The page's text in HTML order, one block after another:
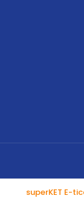
superKET E-